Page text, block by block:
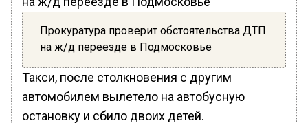
Прокуратура проверит обстоятельства ДТП
на ж/д переезде в Подмосковье
Такси, после столкновения с другим
автомобилем вылетело на автобусную
остановку и сбило двоих детей.